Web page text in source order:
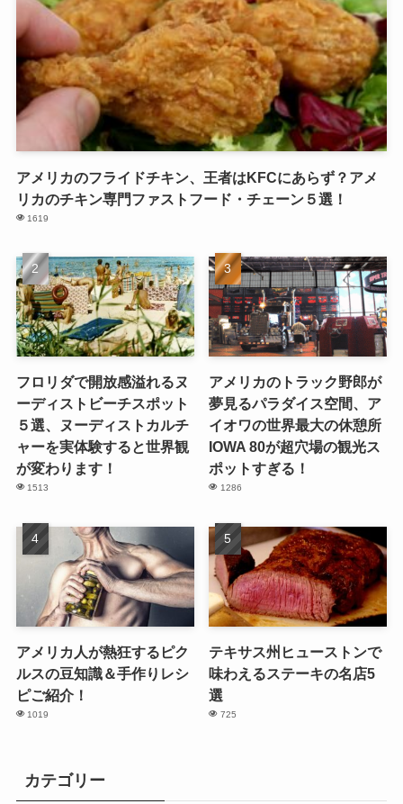
アメリカのフライドチキン、王者はKFCにあらず？アメ
リカのチキン専門ファストフード・チェーン５選！
1619
フロリダで開放感溢れるヌ
ーディストビーチスポット
５選、ヌーディストカルチ
ャーを実体験すると世界観
が変わります！
1513
アメリカのトラック野郎が
夢見るパラダイス空間、ア
イオワの世界最大の休憩所
IOWA 80が超穴場の観光ス
ポットすぎる！
1286
アメリカ人が熱狂するピク
ルスの豆知識＆手作りレシ
ピご紹介！
1019
テキサス州ヒューストンで
味わえるステーキの名店5
選
725
カテゴリー